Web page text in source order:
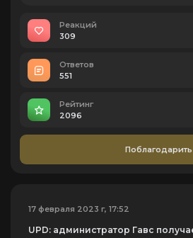
Реакций
309
Ответов
551
Рейтинг
2096
Поблагодарить
17 февраля 2023 г, 17:52
UPD: администратор Гавс